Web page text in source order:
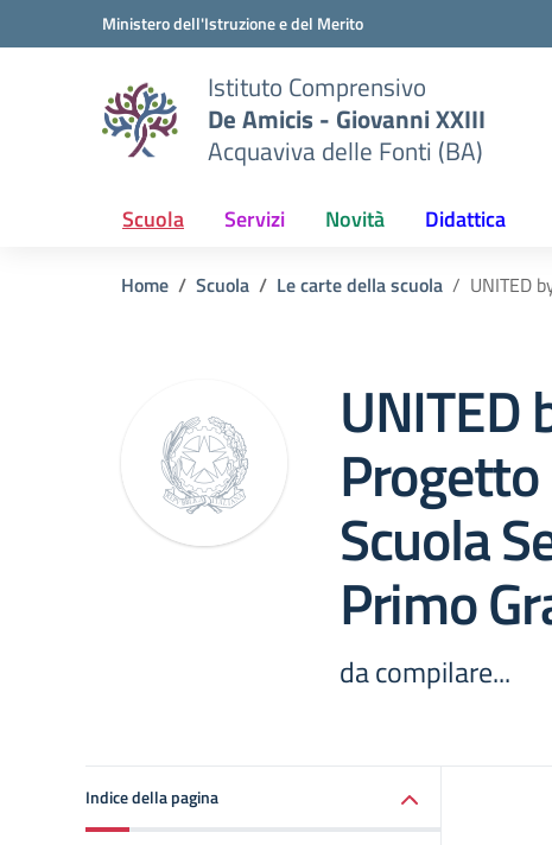
Vai ai contenuti
Vai al menu di navigazioneMinistero dell'Istruzione e del Merito
Istituto Comprensivo
De Amicis - Giovanni XXIII
Acquaviva delle Fonti (BA)
Scuola Servizi Novità Didattica
Home Scuola Le carte della scuola UNITED
UNITED
Scuola
Primo
da compilare...
Indice della pagina